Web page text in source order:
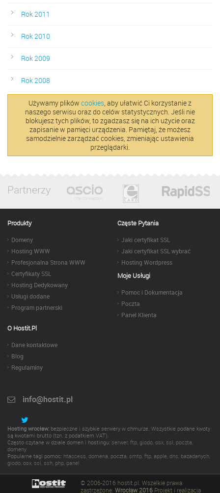
Rok 2011
Rok 2010
Rok 2009
Rok 2008
Używamy plików cookies, aby ułatwić Ci korzystanie z
naszego serwisu oraz do celów statystycznych. Jeśli nie
blokujesz tych plików, to zgadzasz się na ich użycie oraz
zapisanie w pamięci urządzenia. Pamiętaj, że możesz
samodzielnie zarządzać cookies, zmieniając ustawienia
przeglądarki.
Partnerzy
Produkty
Domeny
Hosting WWW
Profesjonalna Strona WWW
Certyfikaty SSL
Hosting Dedykowany
Usługi dodane
Program partnerski
Częste Pytania
Jaki certyfikat SSL
Jaki certyfikat SSL wybrać
Hosting Wordpress
Moje Usługi
Pomoc i Dokumentacja
Poczta
Panel Klienta
O Hostit.pl
Dane kontaktowe
Blog
Regulaminy
info@hostit.pl
Hosting wrocław: bezpieczne i szybkie serwery w chmurze. Wszystkie podane kwoty
są kwotami brutto (tzn. z podatkiem VAT).
Często czytane w dziale domen i hostingu: serwer, ftp, giodo, osx, ssl, poczta,
domeny
Popularne tagi pomoc: htaccess, domena, poczta, smtp, ftp, apple, dns, bazadanych,
giodo, osx, ssl, ssh, php, panel
© 2006-2016 hostit.pl. Wszelkie prawa
zastrzeżone.Wrocław 2016 Projekt i realizacja